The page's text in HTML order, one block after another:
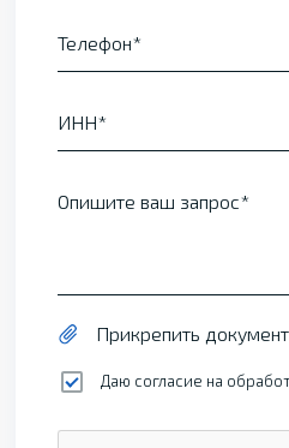
Телефон
ИНН
Опишите ваш запрос
Прикрепить документ
Даю согласие на